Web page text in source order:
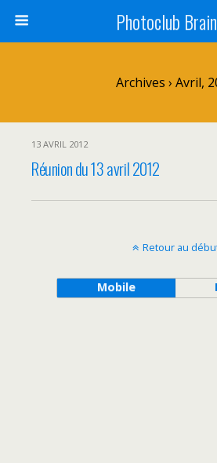
Photoclub
Archives › Avril,
13 AVRIL 2012
Réunion du 13 avril 2012
Retour au
Mobile